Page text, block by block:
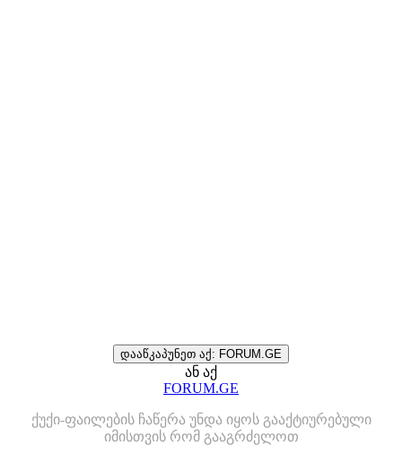
დააწკაპუნეთ აქ: FORUM.GE
ან აქ
FORUM.GE
ქუქი-ფაილების ჩაწერა უნდა იყოს გააქტიურებული
იმისთვის რომ გააგრძელოთ